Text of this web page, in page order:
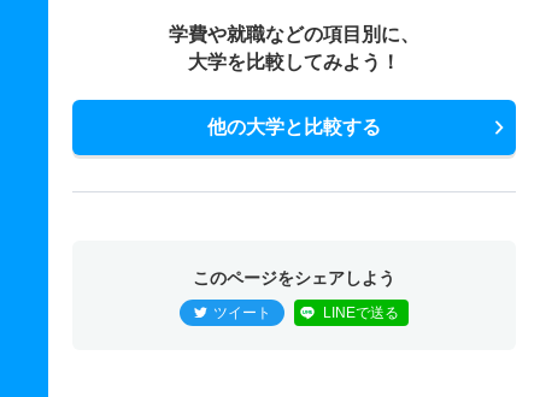
学費や就職などの項目別に、
大学を比較してみよう！
他の大学と比較する
このページをシェアしよう
ツイート LINEで送る